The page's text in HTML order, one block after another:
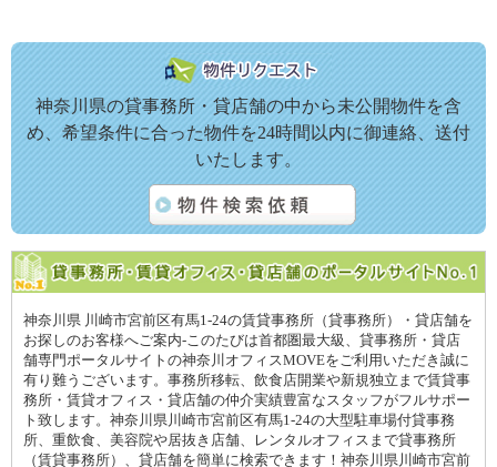
神奈川県の貸事務所・貸店舗の中から未公開物件を含
め、希望条件に合った物件を24時間以内に御連絡、送付
いたします。
神奈川県 川崎市宮前区有馬1-24の賃貸事務所（貸事務所）・貸店舗を
お探しのお客様へご案内-このたびは首都圏最大級、貸事務所・貸店
舗専門ポータルサイトの神奈川オフィスMOVEをご利用いただき誠に
有り難うございます。事務所移転、飲食店開業や新規独立まで賃貸事
務所・賃貸オフィス・貸店舗の仲介実績豊富なスタッフがフルサポー
ト致します。神奈川県川崎市宮前区有馬1-24の大型駐車場付貸事務
所、重飲食、美容院や居抜き店舗、レンタルオフィスまで貸事務所
（賃貸事務所）、貸店舗を簡単に検索できます！神奈川県川崎市宮前